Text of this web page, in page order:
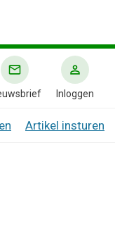
Inloggen
Artikel insturen